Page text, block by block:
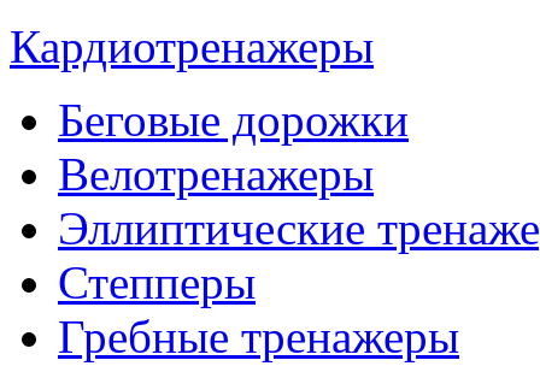
Кардиотренажеры
Беговые дорожки
Велотренажеры
Эллиптические
Степперы
Гребные тренажеры